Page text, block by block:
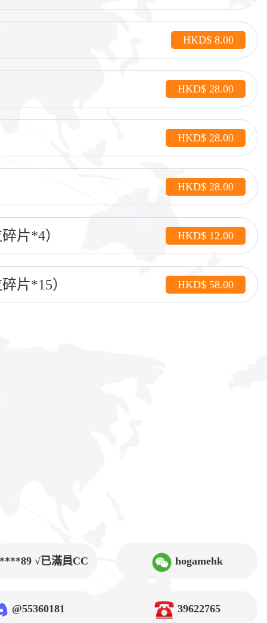
HKD$ 8.00
HKD$ 28.00
HKD$ 28.00
HKD$ 28.00
片*4） HKD$ 12.00
片*15） HKD$ 58.00
√已滿員CC hogamehk
@55360181 39622765